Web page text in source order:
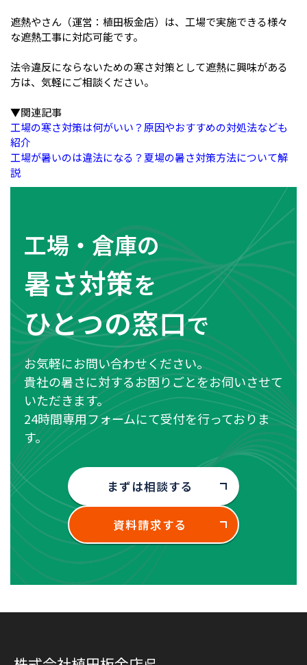
遮熱やさん（運営：植田板金店）は、工場で実施できる様々
な遮熱工事に対応可能です。
法令違反にならないための寒さ対策として遮熱に興味がある
方は、気軽にご相談ください。
▼関連記事
工場の寒さ対策は何がいい？原因やおすすめの対処法なども
紹介
工場が暑いのは違法になる？夏場の暑さ対策方法について解
説
工場・倉庫の
暑さ対策を
ひとつの窓口で
お気軽にお問い合わせください。
貴社の暑さに対するお困りごとをお伺いさせて
いただきます。
24時間専用フォームにて受付を行っておりま
す。
まずは相談する
資料請求する